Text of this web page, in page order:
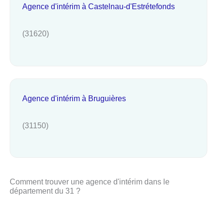
Agence d'intérim à Castelnau-d'Estrétefonds
(31620)
Agence d'intérim à Bruguières
(31150)
Comment trouver une agence d'intérim dans le
département du 31 ?